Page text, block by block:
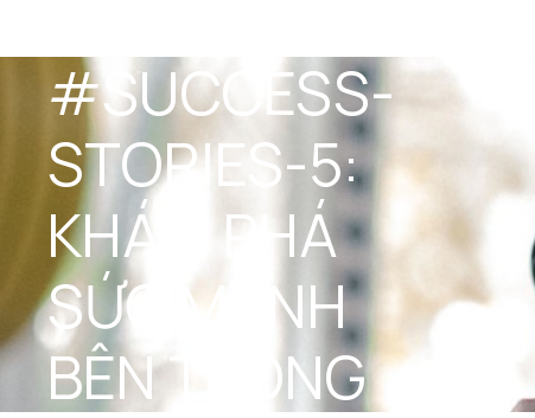
#SUCCESS-
STORIES-5:
KHÁM PHÁ
SỨC MẠNH
BÊN TRONG